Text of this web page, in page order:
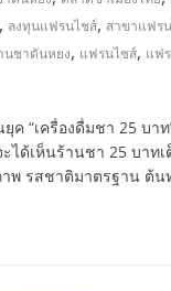
, ลงทุนแฟรนไชส์, สาขาแฟร
นชาตันหยง, แฟรนไชส์, แฟ
ค “เครื่องดื่มชา 25 บา
ะได้เห็นร้านชา 25 บาท
พ รสชาติมาตรฐาน ต้น